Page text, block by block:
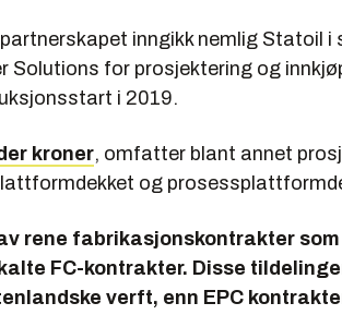
inngikk nemlig Statoil i
Solutions for prosjektering og
i 2019.
kroner, omfatter blant annet
og
rene fabrikasjonskontrakter
FC-kontrakter. Disse
verft, enn EPC